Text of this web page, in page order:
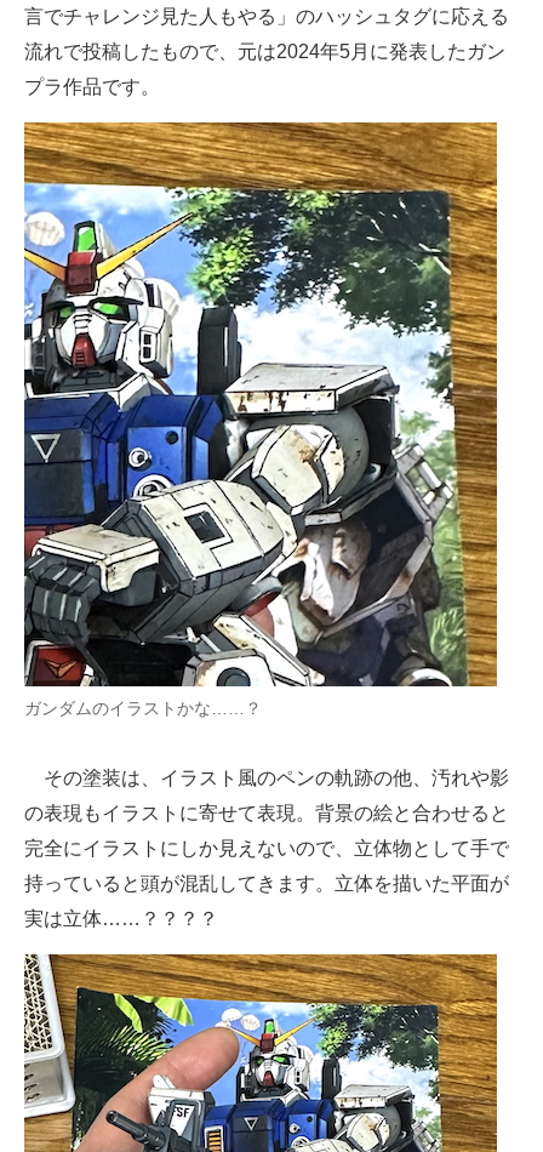
言でチャレンジ見た人もやる」のハッシュタグに応える
流れで投稿したもので、元は2024年5月に発表したガン
プラ作品です。
ガンダムのイラストかな……？
その塗装は、イラスト風のペンの軌跡の他、汚れや影
の表現もイラストに寄せて表現。背景の絵と合わせると
完全にイラストにしか見えないので、立体物として手で
持っていると頭が混乱してきます。立体を描いた平面が
実は立体……？？？？